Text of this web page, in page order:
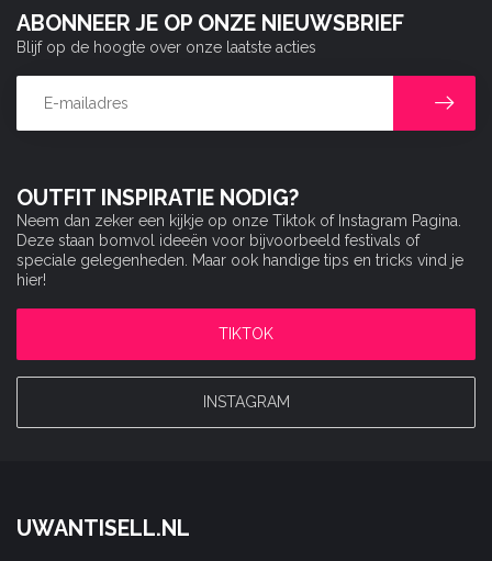
OUTFIT INSPIRATIE NODIG?
Neem dan zeker een kijkje op onze Tiktok of Instagram Pagina.
Deze staan bomvol ideeën voor bijvoorbeeld festivals of
speciale gelegenheden. Maar ook handige tips en tricks vind je
hier!
TIKTOK
INSTAGRAM
ABONNEER JE OP ONZE NIEUWSBRIEF
Blijf op de hoogte over onze laatste acties
UWANTISELL.NL